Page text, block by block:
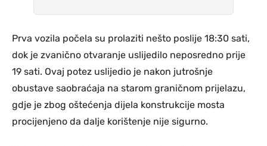
Prva vozila počela su prolaziti nešto poslije 18:30 sati,
dok je zvanično otvaranje uslijedilo neposredno prije
19 sati. Ovaj potez uslijedio je nakon jutrošnje
obustave saobraćaja na starom graničnom prijelazu,
gdje je zbog oštećenja dijela konstrukcije mosta
procijenjeno da dalje korištenje nije sigurno.